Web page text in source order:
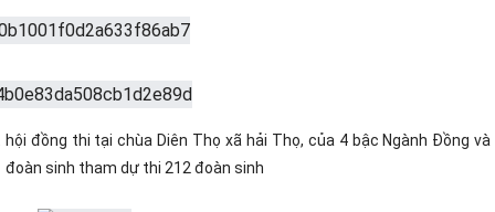
thi tại chùa Diên Thọ xã hải Thọ, của 4 bậc Ngành Đồng và
sinh tham dự thi 212 đoàn sinh